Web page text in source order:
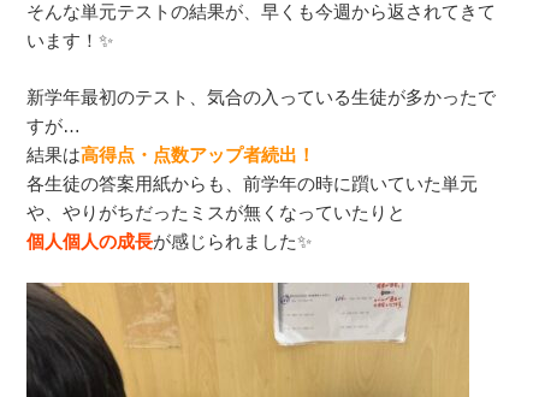
そんな単元テストの結果が、早くも今週から返されてきて
います！✨
新学年最初のテスト、気合の入っている生徒が多かったで
すが…
結果は高得点・点数アップ者続出！
各生徒の答案用紙からも、前学年の時に躓いていた単元
や、やりがちだったミスが無くなっていたりと
個人個人の成長が感じられました✨